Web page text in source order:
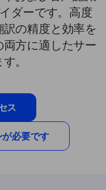
ダーです。高度
の精度と効率を
方に適したサー
。
ス
必要です